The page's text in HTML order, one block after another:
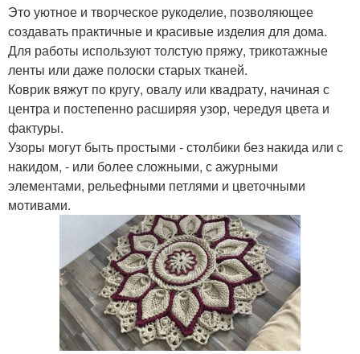
Это уютное и творческое рукоделие, позволяющее
создавать практичные и красивые изделия для дома.
Для работы используют толстую пряжу, трикотажные
ленты или даже полоски старых тканей.
Коврик вяжут по кругу, овалу или квадрату, начиная с
центра и постепенно расширяя узор, чередуя цвета и
фактуры.
Узоры могут быть простыми - столбики без накида или с
накидом, - или более сложными, с ажурными
элементами, рельефными петлями и цветочными
мотивами.